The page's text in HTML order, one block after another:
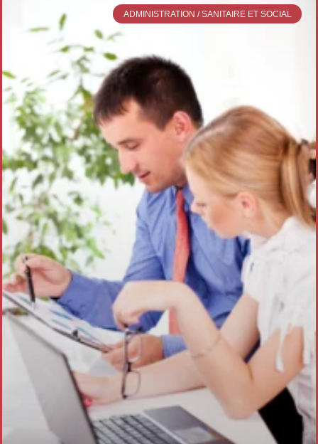
ADMINISTRATION / SANITAIRE ET SOCIAL